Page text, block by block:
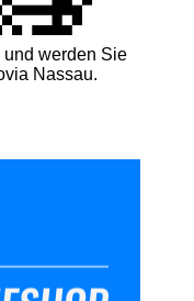
werden Sie
Nassau.